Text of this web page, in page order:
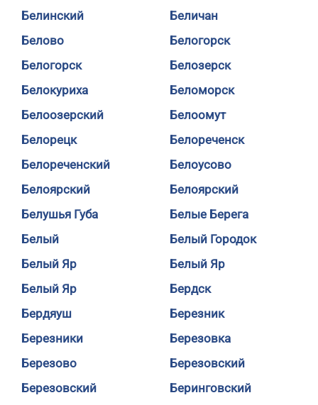
Белинский
Беличан
Белово
Белогорск
Белогорск
Белозерск
Белокуриха
Беломорск
Белоозерский
Белоомут
Белорецк
Белореченск
Белореченский
Белоусово
Белоярский
Белоярский
Белушья Губа
Белые Берега
Белый
Белый Городок
Белый Яр
Белый Яр
Белый Яр
Бердск
Бердяуш
Березник
Березники
Березовка
Березово
Березовский
Березовский
Беринговский